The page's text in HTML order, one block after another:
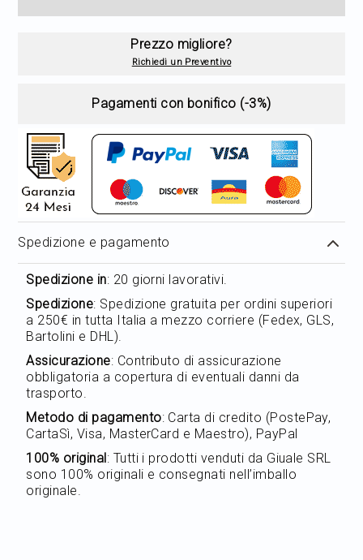
Prezzo migliore?
Richiedi un Preventivo
Pagamenti con bonifico (-3%)
Spedizione e pagamento
Spedizione in: 20 giorni lavorativi.
Spedizione: Spedizione gratuita per ordini superiori
a 250€ in tutta Italia a mezzo corriere (Fedex, GLS,
Bartolini e DHL).
Assicurazione: Contributo di assicurazione
obbligatoria a copertura di eventuali danni da
trasporto.
Metodo di pagamento: Carta di credito (PostePay,
CartaSì, Visa, MasterCard e Maestro), PayPal
100% original: Tutti i prodotti venduti da Giuale SRL
sono 100% originali e consegnati nell’imballo
originale.